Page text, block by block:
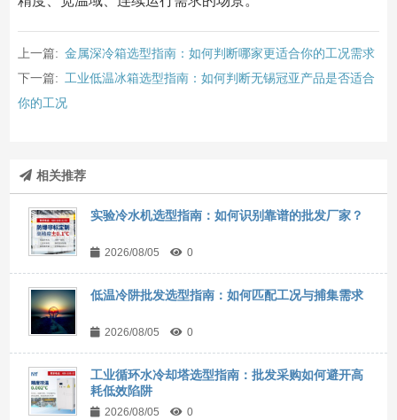
上一篇: 金属深冷箱选型指南：如何判断哪家更适合你的工况需求
下一篇: 工业低温冰箱选型指南：如何判断无锡冠亚产品是否适合
你的工况
相关推荐
实验冷水机选型指南：如何识别靠谱的批发厂家？
2026/08/05 0
低温冷阱批发选型指南：如何匹配工况与捕集需求
2026/08/05 0
工业循环水冷却塔选型指南：批发采购如何避开高
耗低效陷阱
2026/08/05 0